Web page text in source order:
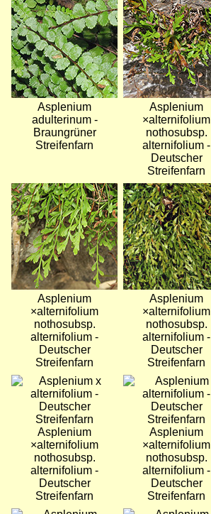
Asplenium
adulterinum -
Braungrüner
Streifenfarn
Asplenium
×alternifolium
nothosubsp.
alternifolium -
Deutscher
Streifenfarn
Bild
Asplenium
×alternifolium
nothosubsp.
alternifolium -
Deutscher
Streifenfarn
Bild
Asplenium
×alternifolium
nothosubsp.
alternifolium -
Deutscher
Streifenfarn
Bild
Asplenium
×alternifolium
nothosubsp.
alternifolium -
Deutscher
Streifenfarn
Bild
Asplenium
×alternifolium
nothosubsp.
alternifolium -
Deutscher
Streifenfarn